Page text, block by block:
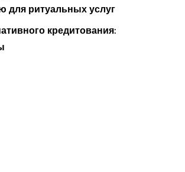
для ритуальных услуг
кредитования: